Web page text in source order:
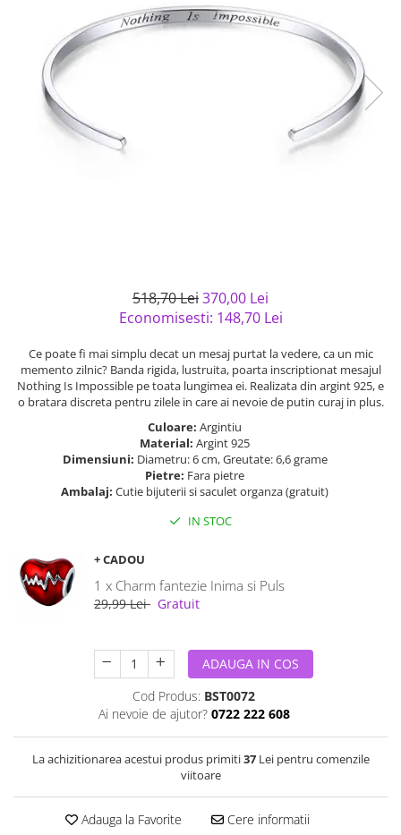
semipretioase
Bijuterii argint placat cu aur
Bijuterii argint cu diverse
materiale
Bijuterii argint cu murano
Bijuterii de Lux
Bijuterii gotice si rock
Bijuterii Handmade
Bijuterii fantezie
Casete si cutii de bijuterii
518,70 Lei370,00 Lei
Economisesti: 148,70 Lei
Ce poate fi mai simplu decat un mesaj purtat la vedere, ca un mic
memento zilnic? Banda rigida, lustruita, poarta inscriptionat mesajul
Nothing Is Impossible pe toata lungimea ei. Realizata din argint 925, e
o bratara discreta pentru zilele in care ai nevoie de putin curaj in plus.
Culoare: Argintiu
Material: Argint 925
Dimensiuni: Diametru: 6 cm, Greutate: 6,6 grame
Pietre: Fara pietre
Ambalaj: Cutie bijuterii si saculet organza (gratuit)
IN STOC
+ CADOU
1 x Charm fantezie Inima si Puls
29,99 Lei Gratuit
ADAUGA IN COS
Cod Produs: BST0072
Ai nevoie de ajutor? 0722 222 608
La achizitionarea acestui produs primiti37Lei pentru comenzile
viitoare
Adauga la Favorite Cere informatii